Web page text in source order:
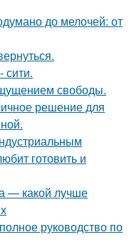
до мелочей: от
сити.
свободы.
решение для
готовить и
— какой лучше
руководство по